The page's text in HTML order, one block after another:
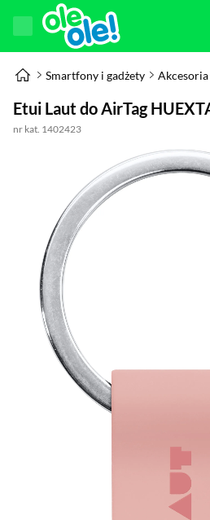
Smartfony i gadżety
Etui Laut do AirTag
nr kat. 1402423